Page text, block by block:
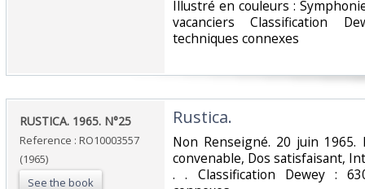
‎Illustré en couleurs :
vacanciers Classification
techniques connexes‎
‎RUSTICA. 1965. N°25‎
Reference : RO10003557
(1965)
See the book
‎Rustica.‎
‎Non Renseigné. 20 juin 1965.
convenable, Dos satisfaisant,
. . Classification Dewey :